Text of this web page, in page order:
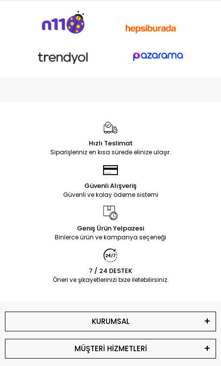
Hızlı Teslimat
Siparişleriniz en kısa sürede elinize ulaşır.
Güvenli Alışveriş
Güvenli ve kolay ödeme sistemi
Geniş Ürün Yelpazesi
Binlerce ürün ve kampanya seçeneği
7 / 24 DESTEK
Öneri ve şikayetlerinizi bize iletebilirsiniz.
KURUMSAL
MÜŞTERİ HİZMETLERİ